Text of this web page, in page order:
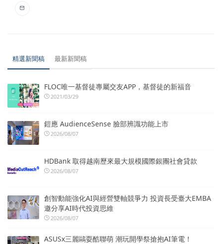
精選新聞稿 最新新聞稿
FLOC唯一基督徒專屬交友APP，基督徒的新福音
2021/03/29
鎧應 AudienceSense 臉部辨識功能上市
2026/08/07
HDBank 取得越南歷來最大規模國際銀團社會貸款
2026/08/07
創智動能強化AI與經營雙軸競爭力 投資長受臺大EMBA
邀分享AI時代投資思維
2026/08/07
ASUSx三麗鷗耍酷聯萌 潮玩開學祭搶抱AI筆電！